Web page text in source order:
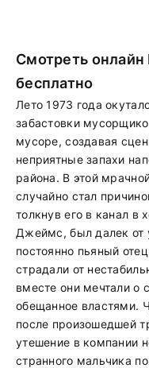
Смотреть
бесплатно
Лето 1973 года
забастовки
мусоре, создавая
неприятные запахи
района. В этой
случайно стал
толкнув его в канал
Джеймс, был далек от
постоянно пьяный
страдали от
вместе они мечтали о
обещанное властями.
после произошедшей
утешение в компании
странного мальчика